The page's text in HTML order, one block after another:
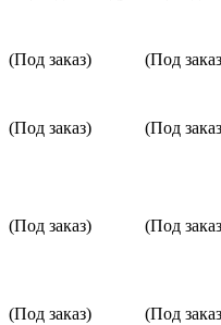
(Под заказ) (Под
(Под заказ) (Под
(Под заказ) (Под
(Под заказ) (Под